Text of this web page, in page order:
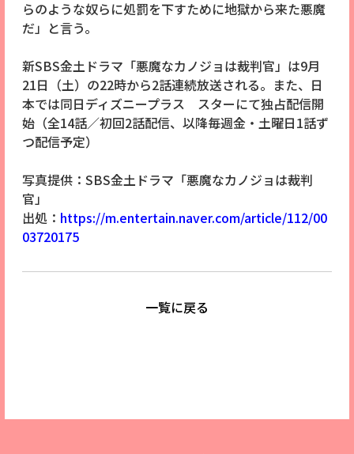
らのような奴らに処罰を下すために地獄から来た悪魔
だ」と言う。
新SBS金土ドラマ「悪魔なカノジョは裁判官」は9月
21日（土）の22時から2話連続放送される。また、日
本では同日ディズニープラス スターにて独占配信開
始（全14話／初回2話配信、以降毎週金・土曜日1話ず
つ配信予定）
写真提供：SBS金土ドラマ「悪魔なカノジョは裁判
官」
出処： https://m.entertain.naver.com/article/112/00
03720175
一覧に戻る